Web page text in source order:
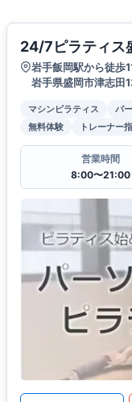
24/7ピラティス
岩手飯岡駅から徒歩
岩手県盛岡市津志田
マシンピラティス パ
無料体験
トレーナー
営業時間
8:00〜21:00